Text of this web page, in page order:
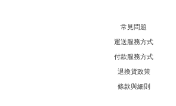
常見問題
運送服務方式
付款服務方式
退換貨政策
條款與細則